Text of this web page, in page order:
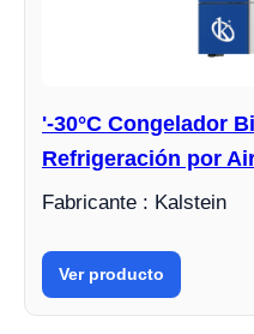
'-30°C Congelador
Refrigeración por
Fabricante : Kalstein
Ver producto